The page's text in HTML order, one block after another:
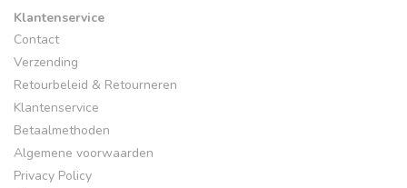
Klantenservice
Contact
Verzending
Retourbeleid & Retourneren
Klantenservice
Betaalmethoden
Algemene voorwaarden
Privacy Policy